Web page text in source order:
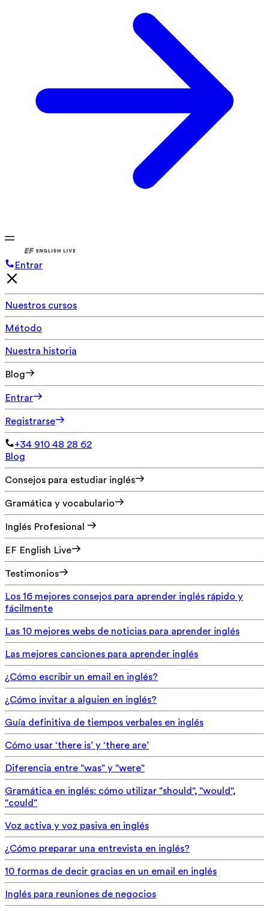
Entrar
Nuestros cursos
Método
Nuestra historia
Blog
Entrar
Registrarse
+34 910 48 28 62
Blog
Consejos para estudiar inglés
Gramática y vocabulario
Inglés Profesional
EF English Live
Testimonios
Los 16 mejores consejos para aprender inglés rápido y
fácilmente
Las 10 mejores webs de noticias para aprender inglés
Las mejores canciones para aprender inglés
¿Cómo escribir un email en inglés?
¿Cómo invitar a alguien en inglés?
Guía definitiva de tiempos verbales en inglés
Cómo usar ‘there is’ y ‘there are’
Diferencia entre "was" y "were"
Gramática en inglés: cómo utilizar "should", "would",
"could"
Voz activa y voz pasiva en inglés
¿Cómo preparar una entrevista en inglés?
10 formas de decir gracias en un email en inglés
Inglés para reuniones de negocios